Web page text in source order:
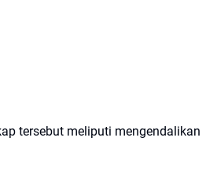
tersebut meliputi mengendalikan